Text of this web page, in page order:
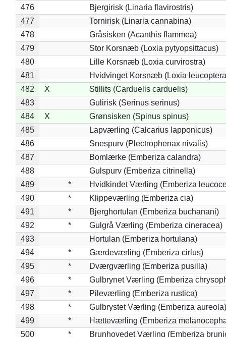
476
Bjergirisk (Linaria flavirostris)
477
Tornirisk (Linaria cannabina)
478
Gråsisken (Acanthis flammea)
479
Stor Korsnæb (Loxia pytyopsittacus)
480
Lille Korsnæb (Loxia curvirostra)
481
Hvidvinget Korsnæb (Loxia
482
X
Stillits (Carduelis carduelis)
483
Gulirisk (Serinus serinus)
484
X
Grønsisken (Spinus spinus)
485
Lapværling (Calcarius lapponicus)
486
Snespurv (Plectrophenax nivalis)
487
Bomlærke (Emberiza calandra)
488
Gulspurv (Emberiza citrinella)
489
*
Hvidkindet Værling (Emberiza
490
*
Klippeværling (Emberiza cia)
491
*
Bjerghortulan (Emberiza buchanani)
492
*
Gulgrå Værling (Emberiza cineracea)
493
Hortulan (Emberiza hortulana)
494
*
Gærdeværling (Emberiza cirlus)
495
*
Dværgværling (Emberiza pusilla)
496
*
Gulbrynet Værling (Emberiza
497
*
Pileværling (Emberiza rustica)
498
*
Gulbrystet Værling (Emberiza aureola)
499
*
Hætteværling (Emberiza
500
* Brunhovedet Værling (Emberiza